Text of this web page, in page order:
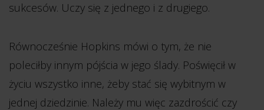
sukcesów. Uczy się z jednego i z drugiego.
Równocześnie Hopkins mówi o tym, że nie
poleciłby innym pójścia w jego ślady. Poświęcił w
życiu wszystko inne, żeby stać się wybitnym w
jednej dziedzinie. Należy mu więc zazdrościć czy